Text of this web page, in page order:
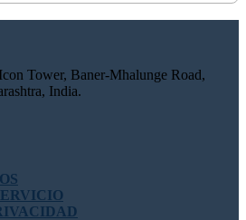
Tower, Baner-Mhalunge Road,
India.